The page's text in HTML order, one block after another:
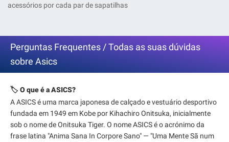
acessórios por cada par de sapatilhas
Perguntas Frequentes / Todas as suas dúvidas
sobre Asics
🏷️ O que é a ASICS?
A ASICS é uma marca japonesa de calçado e vestuário desportivo
fundada em 1949 em Kobe por Kihachiro Onitsuka, inicialmente
sob o nome de Onitsuka Tiger. O nome ASICS é o acrónimo da
frase latina "Anima Sana In Corpore Sano" — "Uma Mente Sã num